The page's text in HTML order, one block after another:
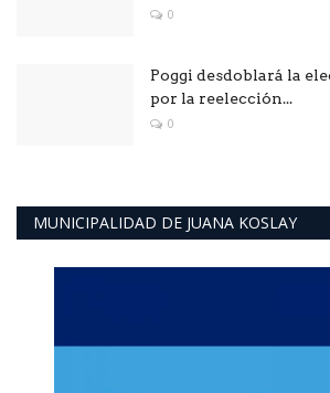
0
Poggi desdoblará la
por la reelección...
0
MUNICIPALIDAD DE JUANA KOSLAY